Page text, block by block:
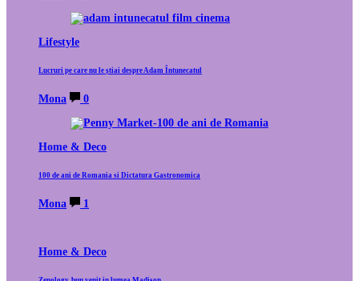
Lifestyle
Lucruri pe care nu le știai despre Adam Întunecatul
Mona 0
Home & Deco
100 de ani de Romania si Dictatura Gastronomica
Mona 1
Home & Deco